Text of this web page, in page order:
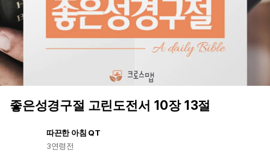
좋은성경구절 고린도전서 10장 13절
따끈한 아침 QT
3연령전